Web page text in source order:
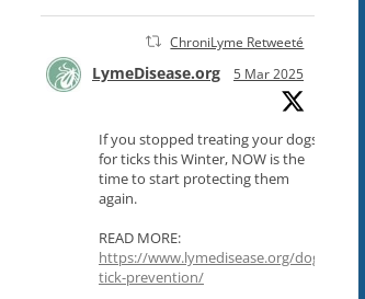
ChroniLyme Retweeté
LymeDisease.org 5 Mar 2025
If you stopped treating your dogs
for ticks this Winter, NOW is the
time to start protecting them
again.
READ MORE:
https://www.lymedisease.org/dog-
tick-prevention/